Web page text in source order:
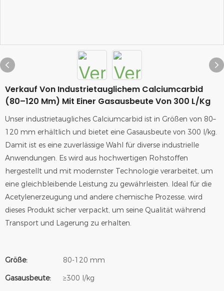
Verkauf Von Industrietauglichem Calciumcarbid
(80–120 Mm) Mit Einer Gasausbeute Von 300 L/kg
Unser industrietaugliches Calciumcarbid ist in Größen von 80–
120 mm erhältlich und bietet eine Gasausbeute von 300 l/kg.
Damit ist es eine zuverlässige Wahl für diverse industrielle
Anwendungen. Es wird aus hochwertigen Rohstoffen
hergestellt und mit modernster Technologie verarbeitet, um
eine gleichbleibende Leistung zu gewährleisten. Ideal für die
Acetylenerzeugung und andere chemische Prozesse, wird
dieses Produkt sicher verpackt, um seine Qualität während
Transport und Lagerung zu erhalten.
Größe:
80-120 mm
Gasausbeute:
≥300 l/kg